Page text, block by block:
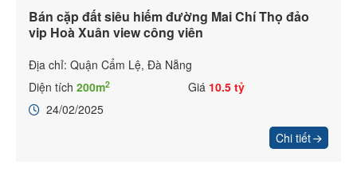
Bán cặp đất siêu hiếm đường Mai Chí Thọ đảo
vip Hoà Xuân view công viên
Địa chỉ: Quận Cẩm Lệ, Đà Nẵng
Diện tích 200m2 Giá 10.5 tỷ
24/02/2025
Chi tiết